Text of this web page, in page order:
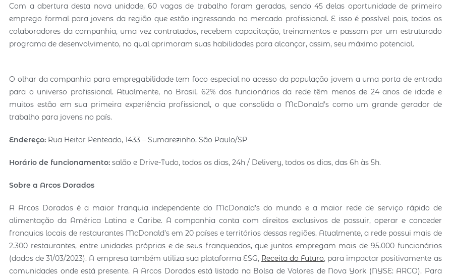
Com a abertura desta nova unidade, 60 vagas de trabalho foram geradas, sendo 45 delas oportunidade de primeiro
emprego formal para jovens da região que estão ingressando no mercado profissional. E isso é possível pois, todos os
colaboradores da companhia, uma vez contratados, recebem capacitação, treinamentos e passam por um estruturado
programa de desenvolvimento, no qual aprimoram suas habilidades para alcançar, assim, seu máximo potencial.
O olhar da companhia para empregabilidade tem foco especial no acesso da população jovem a uma porta de entrada
para o universo profissional. Atualmente, no Brasil, 62% dos funcionários da rede têm menos de 24 anos de idade e
muitos estão em sua primeira experiência profissional, o que consolida o McDonald’s como um grande gerador de
trabalho para jovens no país.
Endereço: Rua Heitor Penteado, 1433 – Sumarezinho, São Paulo/SP
Horário de funcionamento:salão e Drive-Tudo, todos os dias, 24h / Delivery, todos os dias, das 6h às 5h.
Sobre a Arcos Dorados
A Arcos Dorados é a maior franquia independente do McDonald’s do mundo e a maior rede de serviço rápido de
alimentação da América Latina e Caribe. A companhia conta com direitos exclusivos de possuir, operar e conceder
franquias locais de restaurantes McDonald’s em 20 países e territórios dessas regiões. Atualmente, a rede possui mais de
2.300 restaurantes, entre unidades próprias e de seus franqueados, que juntos empregam mais de 95.000 funcionários
(dados de 31/03/2023). A empresa também utiliza sua plataforma ESG, Receita do Futuro, para impactar positivamente as
comunidades onde está presente. A Arcos Dorados está listada na Bolsa de Valores de Nova York (NYSE: ARCO). Para